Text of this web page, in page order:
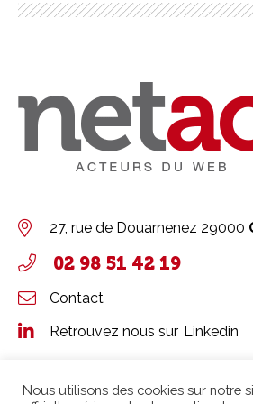
27, rue de Douarnenez 29000
02 98 51 42 19
Contact
Retrouvez nous sur Linkedin
Nous utilisons des cookies sur notre